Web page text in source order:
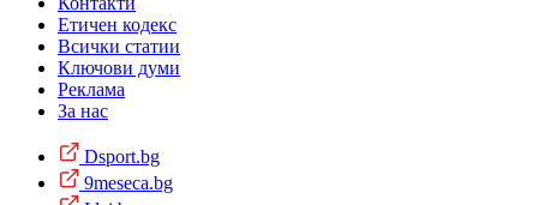
Етичен кодекс
Всички статии
Ключови думи
Реклама
За нас
Dsport.bg
9meseca.bg